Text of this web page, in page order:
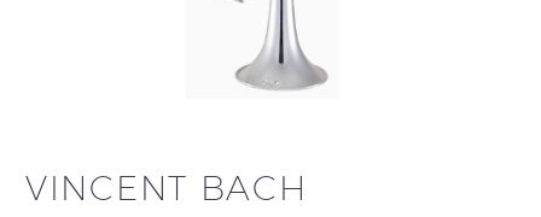
VINCENT BACH